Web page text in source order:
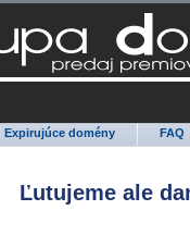
Expirujúce domény FAQ
Ľutujeme ale